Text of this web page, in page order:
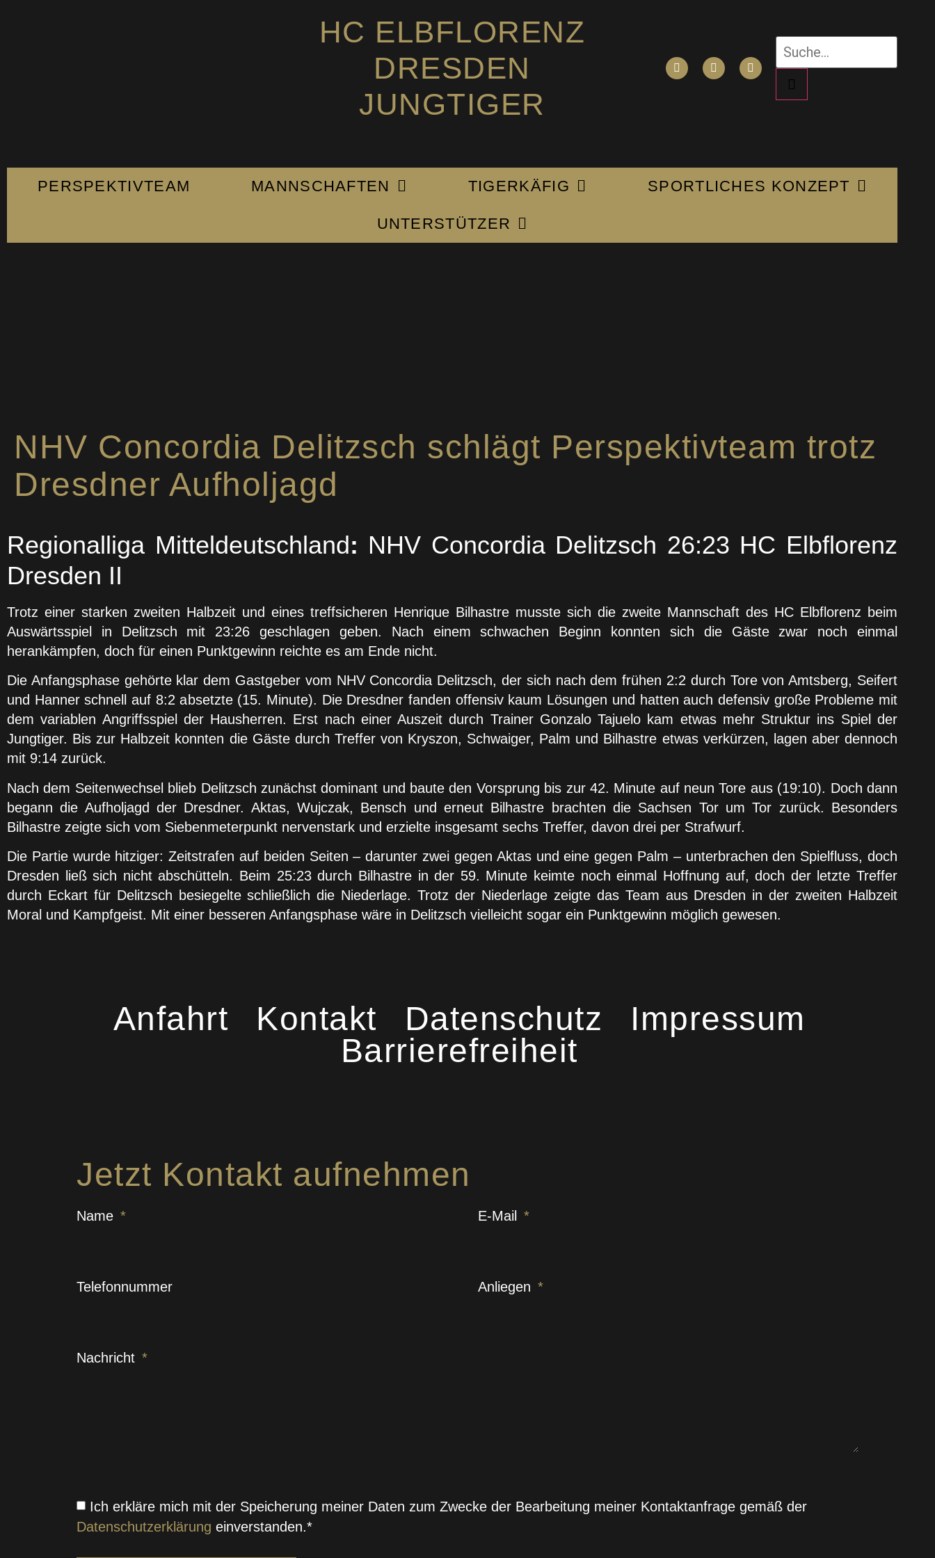
HC ELBFLORENZ
DRESDEN
JUNGTIGER
PERSPEKTIVTEAM MANNSCHAFTEN TIGERKÄFIG SPORTLICHES KONZEPT
UNTERSTÜTZER
NHV Concordia Delitzsch schlägt Perspektivteam trotz
Dresdner Aufholjagd
Regionalliga Mitteldeutschland: NHV Concordia Delitzsch 26:23 HC Elbflorenz
Dresden II
Trotz einer starken zweiten Halbzeit und eines treffsicheren Henrique Bilhastre musste sich die zweite Mannschaft des HC Elbflorenz beim
Auswärtsspiel in Delitzsch mit 23:26 geschlagen geben. Nach einem schwachen Beginn konnten sich die Gäste zwar noch einmal
herankämpfen, doch für einen Punktgewinn reichte es am Ende nicht.
Die Anfangsphase gehörte klar dem Gastgeber vom NHV Concordia Delitzsch, der sich nach dem frühen 2:2 durch Tore von Amtsberg, Seifert
und Hanner schnell auf 8:2 absetzte (15. Minute). Die Dresdner fanden offensiv kaum Lösungen und hatten auch defensiv große Probleme mit
dem variablen Angriffsspiel der Hausherren. Erst nach einer Auszeit durch Trainer Gonzalo Tajuelo kam etwas mehr Struktur ins Spiel der
Jungtiger. Bis zur Halbzeit konnten die Gäste durch Treffer von Kryszon, Schwaiger, Palm und Bilhastre etwas verkürzen, lagen aber dennoch
mit 9:14 zurück.
Nach dem Seitenwechsel blieb Delitzsch zunächst dominant und baute den Vorsprung bis zur 42. Minute auf neun Tore aus (19:10). Doch dann
begann die Aufholjagd der Dresdner. Aktas, Wujczak, Bensch und erneut Bilhastre brachten die Sachsen Tor um Tor zurück. Besonders
Bilhastre zeigte sich vom Siebenmeterpunkt nervenstark und erzielte insgesamt sechs Treffer, davon drei per Strafwurf.
Die Partie wurde hitziger: Zeitstrafen auf beiden Seiten – darunter zwei gegen Aktas und eine gegen Palm – unterbrachen den Spielfluss, doch
Dresden ließ sich nicht abschütteln. Beim 25:23 durch Bilhastre in der 59. Minute keimte noch einmal Hoffnung auf, doch der letzte Treffer
durch Eckart für Delitzsch besiegelte schließlich die Niederlage. Trotz der Niederlage zeigte das Team aus Dresden in der zweiten Halbzeit
Moral und Kampfgeist. Mit einer besseren Anfangsphase wäre in Delitzsch vielleicht sogar ein Punktgewinn möglich gewesen.
Anfahrt Kontakt Datenschutz
Impressum
Barrierefreiheit
Jetzt Kontakt aufnehmen
Name E-Mail
Telefonnummer Anliegen
Nachricht
Ich erkläre mich mit der Speicherung meiner Daten zum Zwecke der Bearbeitung meiner Kontaktanfrage gemäß der
Datenschutzerklärung einverstanden.*